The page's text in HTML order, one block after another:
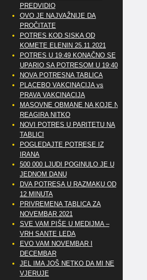
PREDVIDIO
OVO JE NAJVAŽNIJE DA
PROČITATE
POTRES KOD SISKA OD
KOMETE ELENIN 25.11.2021
POTRES U 19:49 KONAČNO SE
UPARIO SA POTRESOM U 19:40
NOVA POTRESNA TABLICA
PLACEBO VAKCINACIJA vs
PRAVA VAKCINACIJA
MASOVNE OBMANE NA KOJE NE
REAGIRA NITKO
NOVI POTRES U PARITETU NA
TABLICI
POGLEDAJTE POTRESE IZ
IRANA
500 000 LJUDI POGINULO JE U
JEDNOM DANU
DVA POTRESA U RAZMAKU OD
12 MINUTA
PRIVREMENA TABLICA ZA
NOVEMBAR 2021
SVE VAM PIŠE U MEDIJMA –
VRH SANTE LEDA
EVO VAM NOVEMBAR I
DECEMBAR
JEL IMA JOŠ NETKO DA MI NE
VJERUJE